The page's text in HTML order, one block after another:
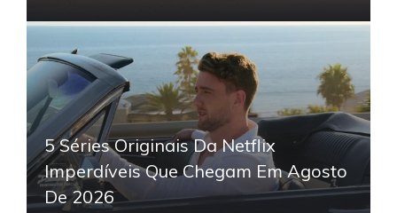
5 Séries Originais Da Netflix
Imperdíveis Que Chegam Em Agosto
De 2026